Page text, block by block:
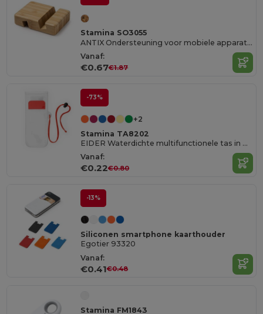
Stamina SO3055
ANTIX Ondersteuning voor mobiele apparaten
Vanaf:
€0.67€1.87
-73%
+2
Stamina TA8202
EIDER Waterdichte multifunctionele tas in PVC geschikt voor touchscreens
Vanaf:
€0.22€0.80
-13%
Siliconen smartphone kaarthouder
Egotier 93320
Vanaf:
€0.41€0.48
Stamina FM1843